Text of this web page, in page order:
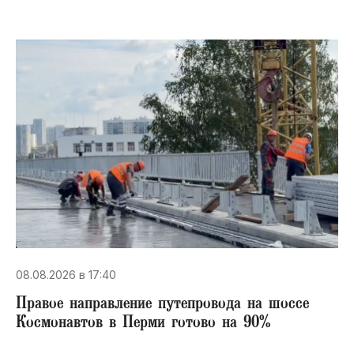
08.08.2026 в 17:40
Правое направление путепровода на шоссе
Космонавтов в Перми готово на 90%